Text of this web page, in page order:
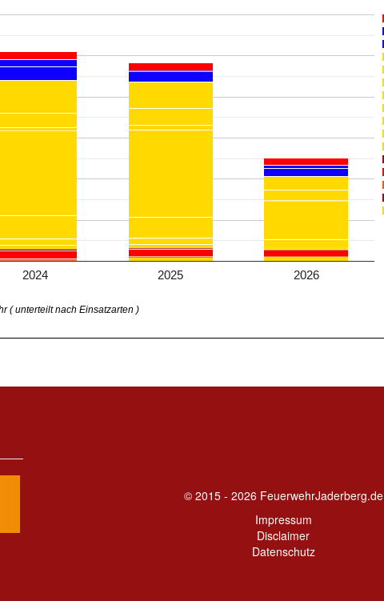
2024 2025 2026
( unterteilt nach Einsatzarten )
© 2015 - 2026 FeuerwehrJaderberg.de
Impressum
Disclaimer
Datenschutz